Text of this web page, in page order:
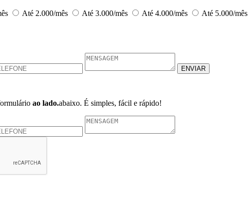
Até 2.000/mês Até 3.000/mês Até 4.000/mês Até 5.000/mês
ENVIAR
ao lado.abaixo. É simples, fácil e rápido!